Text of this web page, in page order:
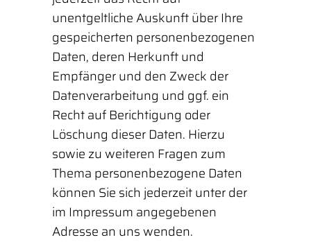
unentgeltliche Auskunft über Ihre
gespeicherten personenbezogenen
Daten, deren Herkunft und
Empfänger und den Zweck der
Datenverarbeitung und ggf. ein
Recht auf Berichtigung oder
Löschung dieser Daten. Hierzu
sowie zu weiteren Fragen zum
Thema personenbezogene Daten
können Sie sich jederzeit unter der
im Impressum angegebenen
Adresse an uns wenden.